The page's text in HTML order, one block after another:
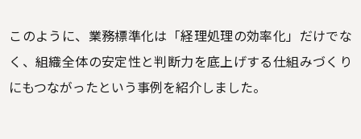
このように、業務標準化は「経理処理の効率化」だけでな
く、組織全体の安定性と判断力を底上げする仕組みづくり
にもつながったという事例を紹介しました。